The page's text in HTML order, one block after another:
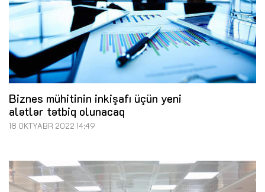
Biznes mühitinin inkişafı üçün yeni
alətlər tətbiq olunacaq
18 OKTYABR 2022 14:49